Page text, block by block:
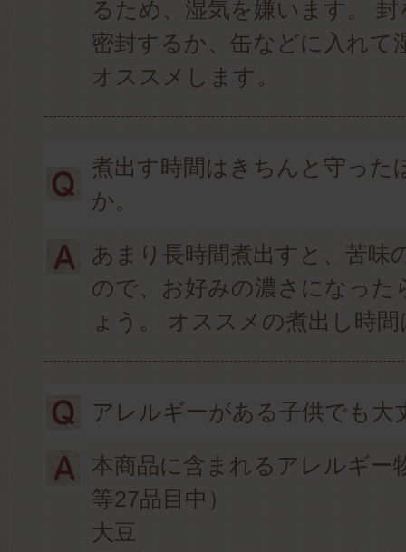
るため、湿気を嫌います。
密封するか、缶などに入れて
オススメします。
煮出す時間はきちんと守った
か。
あまり長時間煮出すと、苦味
ので、お好みの濃さになった
ょう。 オススメの煮出し時
アレルギーがある子供でも大
本商品に含まれるアレルギー
等27品目中）
大豆